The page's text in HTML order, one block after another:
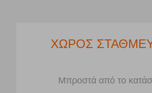
ΧΩΡΟΣ
Μπροστά από το